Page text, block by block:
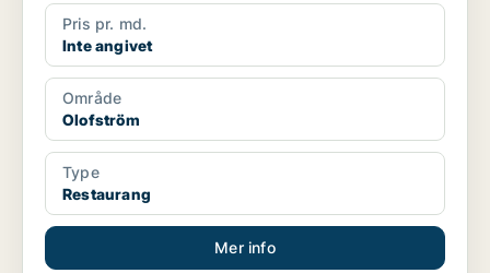
Pris pr. md.
Inte angivet
Område
Olofström
Type
Restaurang
Mer info